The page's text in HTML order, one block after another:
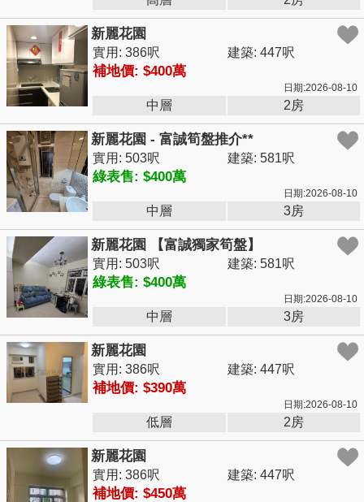
新麗花園
實用: 386呎 建築: 447呎
補地價: $400萬
日期:2026-08-10
中層 2房
新麗花園 - 富誠筍盤推介**
實用: 503呎 建築: 581呎
綠表售: $400萬
日期:2026-08-10
中層 3房
新麗花園 【富誠獨家筍盤】
實用: 503呎 建築: 581呎
綠表售: $400萬
日期:2026-08-10
中層 3房
新麗花園
實用: 386呎 建築: 447呎
補地價: $390萬
日期:2026-08-10
低層 2房
新麗花園
實用: 386呎 建築: 447呎
補地價: $450萬